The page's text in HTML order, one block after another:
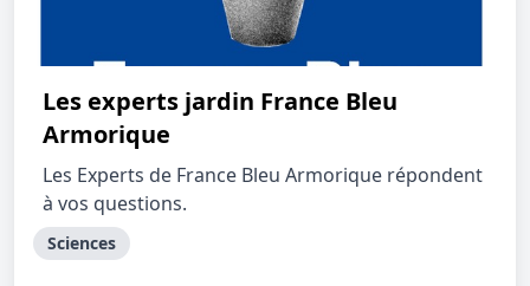
Les experts jardin France Bleu
Armorique
Les Experts de France Bleu Armorique répondent
à vos questions.
Sciences